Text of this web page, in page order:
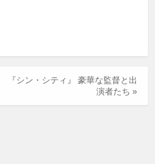
『シン・シティ』 豪華な監督と出
演者たち »